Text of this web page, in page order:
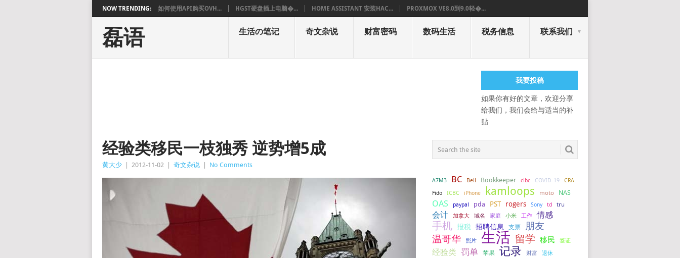
NOW TRENDING: 如何使用API购买OVH... HGST硬盘插上电脑�... HOME ASSISTANT 安装HAC... PROXMOX VE8.0到9.0轻�...
磊语 生活の笔记 奇文杂说 财富密码 数码生活 税务信息 联系我们
我要投稿
如果你有好的文章，欢迎分享
给我们，我们会给与适当的补
贴
经验类移民一枝独秀 逆势增5成
黄大少 2012-11-02 奇文杂说 No Comments
A7M3 BC Bell Bookkeeper cibc COVID-19
CRA
Fido
ICBC iPhone kamloops moto NAS
OAS paypal pda PST rogers Sony td tru
会计 加拿大 域名 家庭 小米 工作 情感
手机 报税 招聘信息 支票 朋友
温哥华 照片 生活 留学 移民 签证
经验类 罚单 苹果 记录 财富 退休